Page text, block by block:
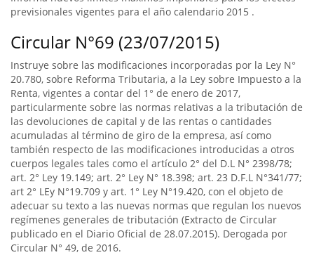
previsionales vigentes para el año calendario 2015 .
Circular N°69 (23/07/2015)
Instruye sobre las modificaciones incorporadas por la Ley N°
20.780, sobre Reforma Tributaria, a la Ley sobre Impuesto a la
Renta, vigentes a contar del 1° de enero de 2017,
particularmente sobre las normas relativas a la tributación de
las devoluciones de capital y de las rentas o cantidades
acumuladas al término de giro de la empresa, así como
también respecto de las modificaciones introducidas a otros
cuerpos legales tales como el artículo 2° del D.L N° 2398/78;
art. 2° Ley 19.149; art. 2° Ley N° 18.398; art. 23 D.F.L N°341/77;
art 2° LEy N°19.709 y art. 1° Ley N°19.420, con el objeto de
adecuar su texto a las nuevas normas que regulan los nuevos
regímenes generales de tributación (Extracto de Circular
publicado en el Diario Oficial de 28.07.2015). Derogada por
Circular N° 49, de 2016.